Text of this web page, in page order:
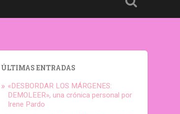
ÚLTIMAS ENTRADAS
«DESBORDAR LOS MÁRGENES:
DEMOLEER», una crónica personal por
Irene Pardo